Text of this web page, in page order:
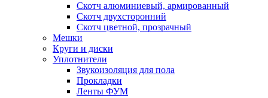
Скотч алюминиевый, армированный
Скотч двухсторонний
Скотч цветной, прозрачный
Мешки
Круги и диски
Уплотнители
Звукоизоляция для пола
Прокладки
Ленты ФУМ